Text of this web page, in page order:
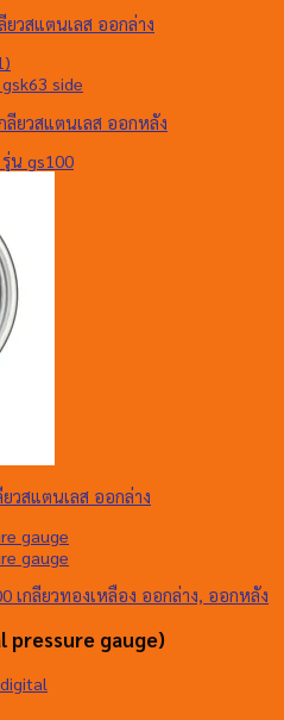
ยวสแตนเลส ออกล่าง
ลียวสแตนเลส ออกหลัง
วสแตนเลส ออกล่าง
เกลียวทองเหลือง ออกล่าง, ออกหลัง
pressure gauge)